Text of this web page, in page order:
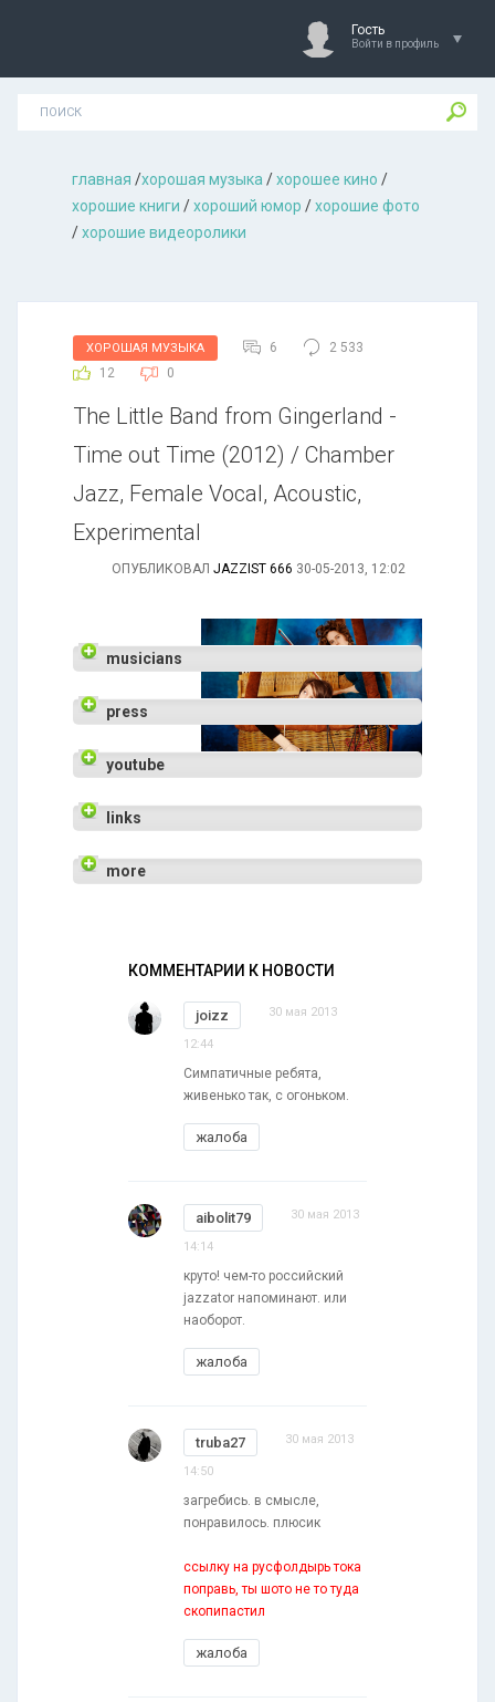
Гость
Войти в профиль
главная /хорошая музыкa /хорошее кино /
хорошие книги /хороший юмор /хорошие фото
/хорошие видеоролики
ХОРОШАЯ МУЗЫКА 6
2 533
12
0
The Little Band from Gingerland -
Time out Time (2012) / Chamber
Jazz, Female Vocal, Acoustic,
Experimental
ОПУБЛИКОВАЛ JAZZIST 666 30-05-2013, 12:02
musicians
press
youtube
links
more
КОММЕНТАРИИ К НОВОСТИ
joizz 30 мая 2013
12:44
Симпатичные ребята,
живенько так, с огоньком.
жалоба
aibolit79 30 мая 2013
14:14
круто! чем-то российский
jazzator напоминают. или
наоборот.
жалоба
truba27 30 мая 2013
14:50
загребись. в смысле,
понравилось. плюсик
ссылку на русфолдырь тока
поправь, ты шото не то туда
скопипастил
жалоба